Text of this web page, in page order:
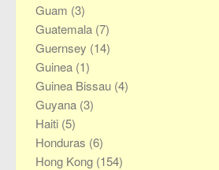
Guam (3)
Guatemala (7)
Guernsey (14)
Guinea (1)
Guinea Bissau (4)
Guyana (3)
Haiti (5)
Honduras (6)
Hong Kong (154)